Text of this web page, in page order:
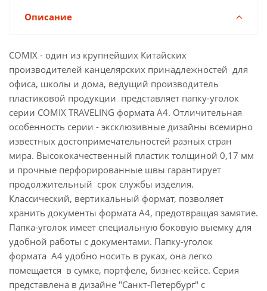
Описание
COMIX - один из крупнейших Китайских
производителей канцелярских принадлежностей для
офиса, школы и дома, ведущий производитель
пластиковой продукции представляет папку-уголок
серии COMIX TRAVELING формата А4. Отличительная
особенность серии - эксклюзивные дизайны всемирно
известных достопримечательностей разных стран
мира. Высококачественный пластик толщиной 0,17 мм
и прочные перфорированные швы гарантирует
продолжительный срок службы изделия.
Классический, вертикальный формат, позволяет
хранить документы формата А4, предотвращая замятие.
Папка-уголок имеет специальную боковую выемку для
удобной работы с документами. Папку-уголок
формата А4 удобно носить в руках, она легко
помещается в сумке, портфеле, бизнес-кейсе. Серия
представлена в дизайне "Санкт-Петербург" с